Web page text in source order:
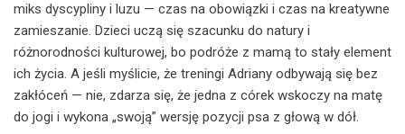
miks dyscypliny i luzu — czas na obowiązki i czas na kreatywne
zamieszanie. Dzieci uczą się szacunku do natury i
różnorodności kulturowej, bo podróże z mamą to stały element
ich życia. A jeśli myślicie, że treningi Adriany odbywają się bez
zakłóceń — nie, zdarza się, że jedna z córek wskoczy na matę
do jogi i wykona „swoją” wersję pozycji psa z głową w dół.